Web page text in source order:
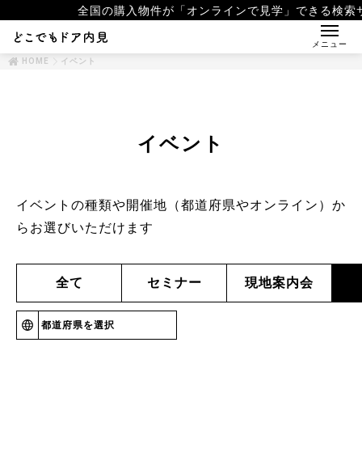
全国の購入物件が「オンラインで見学」できる検索
メニュー
HOME
イベント
イベント
イベントの種類や開催地（都道府県やオンライン）か
らお選びいただけます
全て セミナー 現地案内会
都道府県を選択